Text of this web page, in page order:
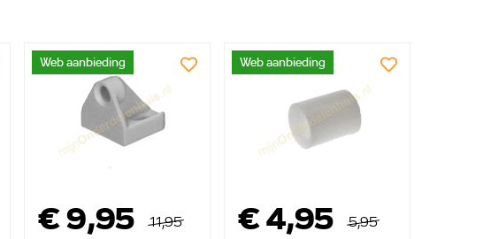
Web aanbieding
€ 9,95
11,95
Web aanbieding
€ 4,95
5,95